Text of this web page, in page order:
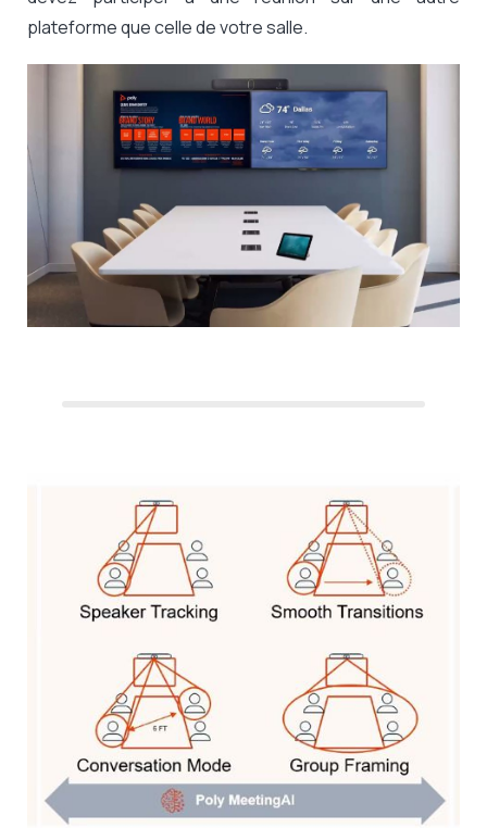
plateforme que celle de votre salle.